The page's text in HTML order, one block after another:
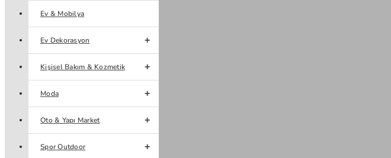
Ev & Mobilya
Ev Dekorasyon
Kişisel Bakım & Kozmetik
Moda
Oto & Yapı Market
Spor Outdoor